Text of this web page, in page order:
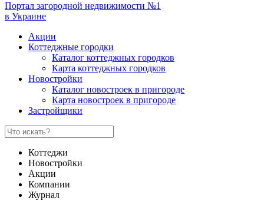
Портал загородной недвижимости №1
в Украине
Акции
Коттеджные городки
Каталог коттеджных городков
Карта коттеджных городков
Новостройки
Каталог новостроек в пригороде
Карта новостроек в пригороде
Застройщики
Коттеджи
Новостройки
Акции
Компании
Журнал